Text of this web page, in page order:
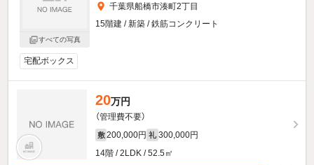
すべての写真
千葉県船橋市湊町2丁目
15階建 / 新築 / 鉄筋コンクリート
宅配ボックス
20万円
（管理費不要）
敷 200,000円 礼 300,000円
14階 / 2LDK / 52.5㎡